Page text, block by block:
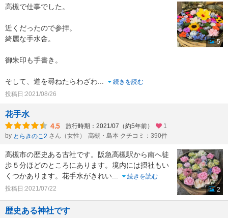
高槻で仕事でした。
近くだったので参拝。
綺麗な手水舎。
御朱印も手書き。
そして、道を尋ねたらわざわ
続きを読む
投稿日:2021/08/26
5
花手水
4.5 旅行時期：2021/07（約5年前）
1
by とらきのこ2 さん（女性） 高槻・島本 クチコミ：390件
高槻市の歴史ある古社です。阪急高槻駅から南へ徒
歩５分ほどのところにあります。境内には摂社もい
くつかあります。花手水がきれい
続きを読む
投稿日:2021/07/22
2
歴史ある神社です